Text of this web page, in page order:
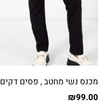
מכנס נשי מחטב , פסים דקים
₪99.00